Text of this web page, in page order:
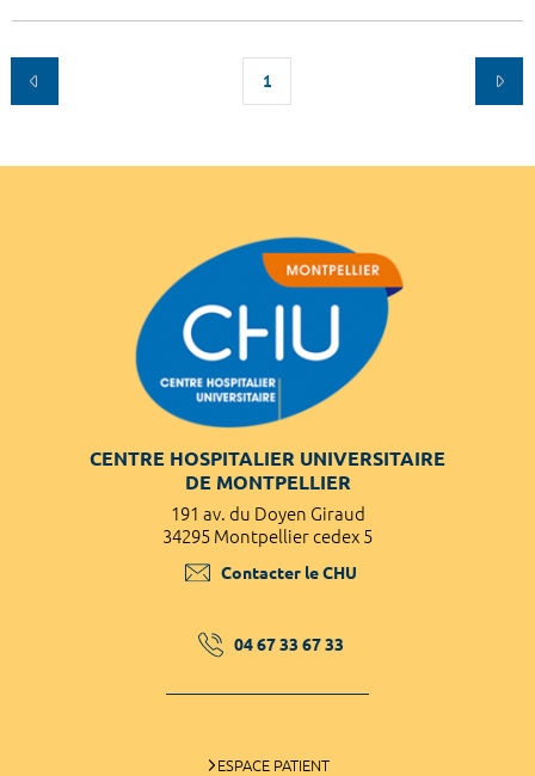
1
CENTRE HOSPITALIER UNIVERSITAIRE
DE MONTPELLIER
191 av. du Doyen Giraud
34295 Montpellier cedex 5
Contacter le CHU
04 67 33 67 33
ESPACE PATIENT